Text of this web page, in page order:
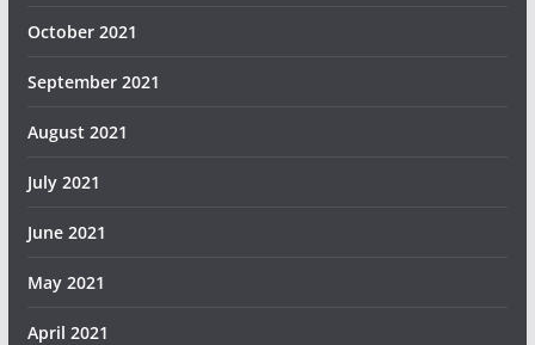
October 2021
September 2021
August 2021
July 2021
June 2021
May 2021
April 2021